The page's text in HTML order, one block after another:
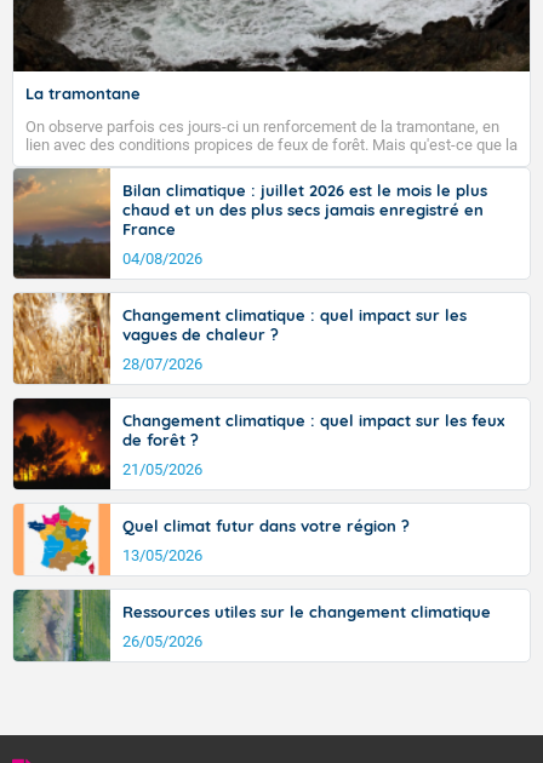
La tramontane
On observe parfois ces jours-ci un renforcement de la tramontane, en
lien avec des conditions propices de feux de forêt. Mais qu'est-ce que la
tramontane ? Quelles sont ses caractéristiques ? La tramontane est un
vent turbulent soufflant de secteur nord-ouest à nord, ou ouest à nord-
ouest, dans un secteur qui part du Roussillon à la vallée de l’Aude et à
l’ouest de l’Hérault. L’étymologie de ce vent vient du latin trasmontanus,
signifiant au-delà des monts, en allusion aux régions montagneuses
d’où provient ce vent.
Bilan climatique : juillet 2026 est le mois le plus
chaud et un des plus secs jamais enregistré en
France
04/08/2026
Changement climatique : quel impact sur les
vagues de chaleur ?
28/07/2026
Changement climatique : quel impact sur les feux
de forêt ?
21/05/2026
Quel climat futur dans votre région ?
13/05/2026
Ressources utiles sur le changement climatique
26/05/2026